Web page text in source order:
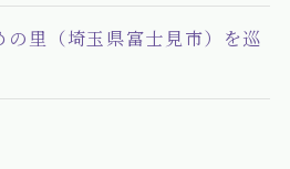
の里（埼玉県富士見市）を巡